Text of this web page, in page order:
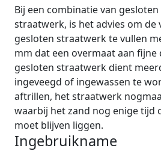
Bij een combinatie van
straatwerk, is het advies om de
gesloten straatwerk te vullen
mm dat een overmaat aan fijne
gesloten straatwerk dient
ingeveegd of ingewassen te
aftrillen, het straatwerk
waarbij het zand nog enige tijd
moet blijven liggen.
Ingebruikname